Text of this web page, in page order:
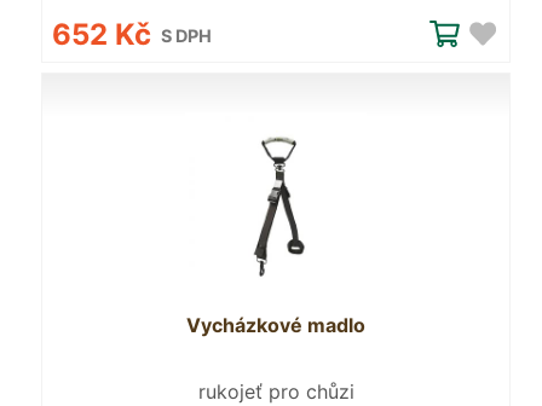
652 Kč S DPH
Vycházkové madlo
rukojeť pro chůzi